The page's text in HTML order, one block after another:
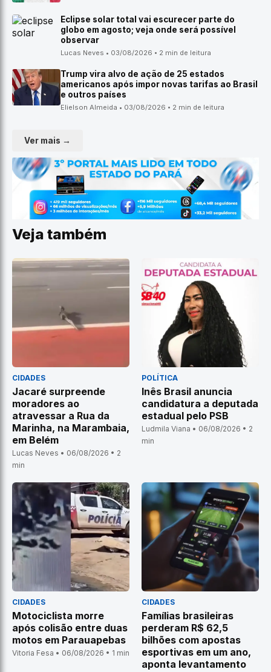
Eclipse solar total vai escurecer parte do
globo em agosto; veja onde será possível
observar
Lucas Neves • 03/08/2026 • 2 min de leitura
Trump vira alvo de ação de 25 estados
americanos após impor novas tarifas ao Brasil
e outros países
Elielson Almeida • 03/08/2026 • 2 min de leitura
Ver mais →
Veja também
CIDADES
Jacaré surpreende
moradores ao
atravessar a Rua da
Marinha, na Marambaia,
em Belém
Lucas Neves • 06/08/2026 • 2
min
POLÍTICA
Inês Brasil anuncia
candidatura a deputada
estadual pelo PSB
Ludmila Viana • 06/08/2026 • 2
min
CIDADES
Motociclista morre
após colisão entre duas
motos em Parauapebas
Vitoria Fesa • 06/08/2026 • 1 min
CIDADES
Famílias brasileiras
perderam R$ 62,5
bilhões com apostas
esportivas em um ano,
aponta levantamento